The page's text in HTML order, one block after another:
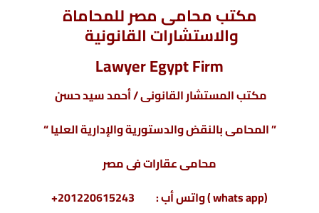
مكتب محامى مصر للمحاماة
والاستشارات القانونية
Lawyer Egypt Firm
مكتب المستشار القانونى / أحمد سيد حسن
” المحامى بالنقض والدستورية والإدارية العليا “
محامى عقارات فى مصر
(whats app ) واتس أب : 201220615243+